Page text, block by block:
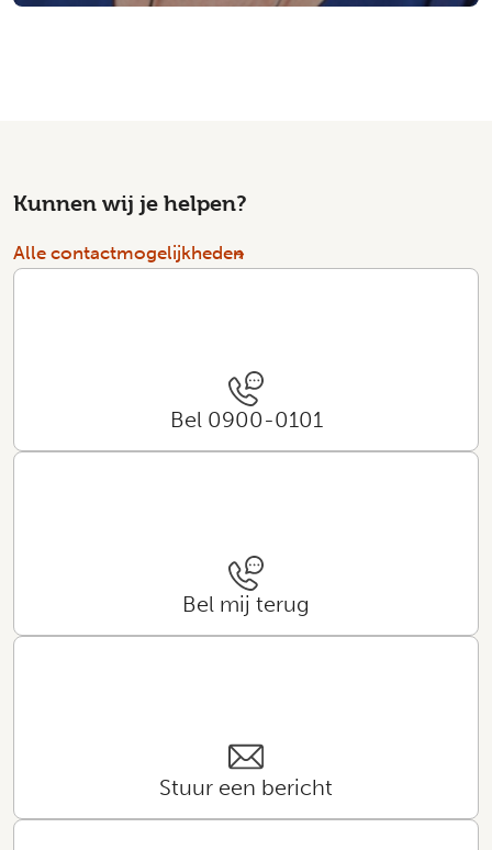
Kunnen wij je helpen?
Alle contactmogelijkheden
Bel 0900-0101
Bel mij terug
Stuur een bericht